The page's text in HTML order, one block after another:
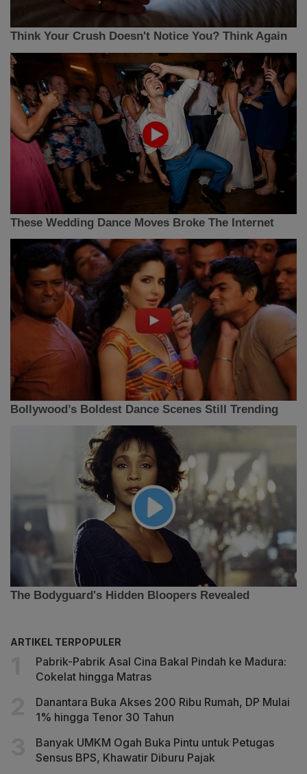
ARTIKEL TERPOPULER
Pabrik-Pabrik Asal Cina Bakal Pindah ke Madura:
Cokelat hingga Matras
Danantara Buka Akses 200 Ribu Rumah, DP Mulai
1% hingga Tenor 30 Tahun
Banyak UMKM Ogah Buka Pintu untuk Petugas
Sensus BPS, Khawatir Diburu Pajak